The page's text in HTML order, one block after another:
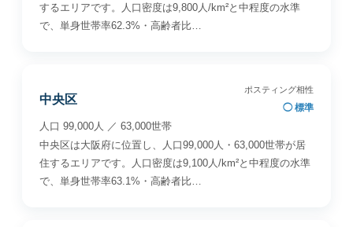
するエリアです。人口密度は9,800人/km²と中程度の水準
で、単身世帯率62.3%・高齢者比…
中央区
ポスティング相性
◯ 標準
人口 99,000人 ／ 63,000世帯
中央区は大阪府に位置し、人口99,000人・63,000世帯が居
住するエリアです。人口密度は9,100人/km²と中程度の水準
で、単身世帯率63.1%・高齢者比…